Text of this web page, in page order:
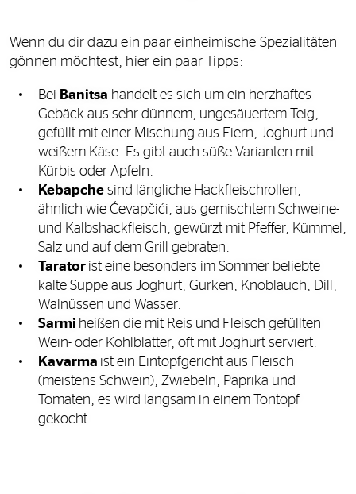
Wenn du dir dazu ein paar einheimische Spezialitäten
gönnen möchtest, hier ein paar Tipps:
Bei Banitsa handelt es sich um ein herzhaftes
Gebäck aus sehr dünnem, ungesäuertem Teig,
gefüllt mit einer Mischung aus Eiern, Joghurt und
weißem Käse. Es gibt auch süße Varianten mit
Kürbis oder Äpfeln.
Kebapche sind längliche Hackfleischrollen,
ähnlich wie Ćevapčići, aus gemischtem Schweine-
und Kalbshackfleisch, gewürzt mit Pfeffer, Kümmel,
Salz und auf dem Grill gebraten.
Tarator ist eine besonders im Sommer beliebte
kalte Suppe aus Joghurt, Gurken, Knoblauch, Dill,
Walnüssen und Wasser.
Sarmi heißen die mit Reis und Fleisch gefüllten
Wein- oder Kohlblätter, oft mit Joghurt serviert.
Kavarma ist ein Eintopfgericht aus Fleisch
(meistens Schwein), Zwiebeln, Paprika und
Tomaten, es wird langsam in einem Tontopf
gekocht.